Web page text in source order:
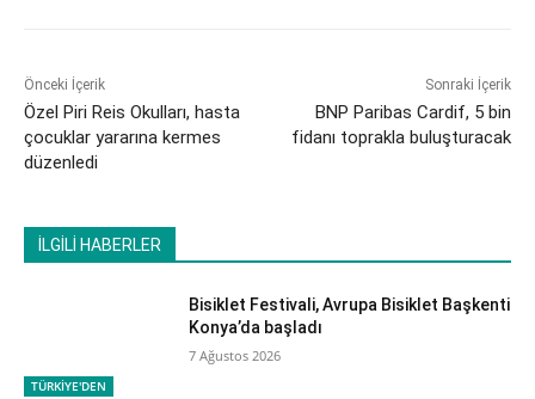
Önceki İçerik
Özel Piri Reis Okulları, hasta
çocuklar yararına kermes
düzenledi
Sonraki İçerik
BNP Paribas Cardif, 5 bin
fidanı toprakla buluşturacak
İLGİLİ HABERLER
TÜRKİYE'DEN
Bisiklet Festivali, Avrupa Bisiklet Başkenti
Konya’da başladı
7 Ağustos 2026